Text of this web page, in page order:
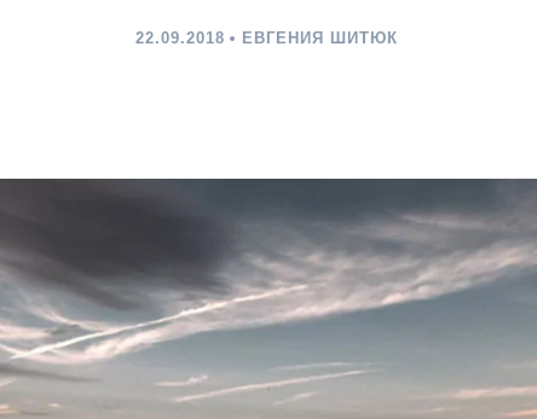
22.09.2018 ЕВГЕНИЯ ШИТЮК